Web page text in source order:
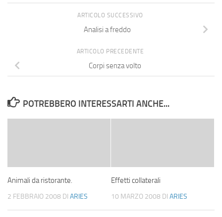
ARTICOLO SUCCESSIVO
Analisi a freddo
ARTICOLO PRECEDENTE
Corpi senza volto
POTREBBERO INTERESSARTI ANCHE...
Animali da ristorante.
2 FEBBRAIO 2008 DI ARIES
Effetti collaterali
10 MARZO 2008 DI ARIES